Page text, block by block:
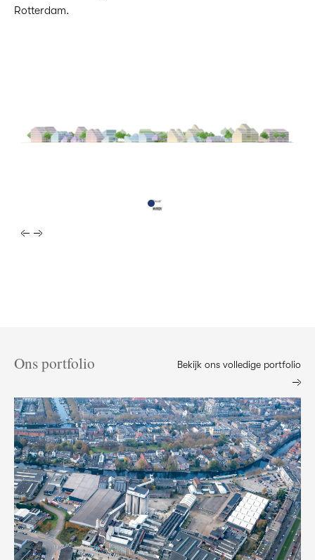
Rotterdam.
Ons portfolio Bekijk ons volledige portfolio